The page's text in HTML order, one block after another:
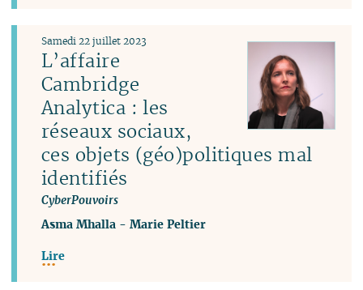
L’affaire
Cambridge
Analytica : les
réseaux sociaux,
ces objets (géo)politiques mal
identifiés
CyberPouvoirs
Samedi 22 juillet 2023
Asma Mhalla -Marie Peltier
Lire